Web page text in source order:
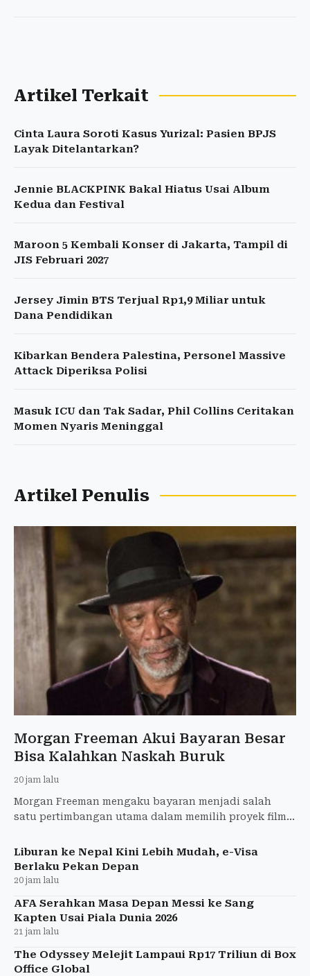
Artikel Terkait
Cinta Laura Soroti Kasus Yurizal: Pasien BPJS
Layak Ditelantarkan?
Jennie BLACKPINK Bakal Hiatus Usai Album
Kedua dan Festival
Maroon 5 Kembali Konser di Jakarta, Tampil di
JIS Februari 2027
Jersey Jimin BTS Terjual Rp1,9 Miliar untuk
Dana Pendidikan
Kibarkan Bendera Palestina, Personel Massive
Attack Diperiksa Polisi
Masuk ICU dan Tak Sadar, Phil Collins Ceritakan
Momen Nyaris Meninggal
Artikel Penulis
Morgan Freeman Akui Bayaran Besar
Bisa Kalahkan Naskah Buruk
20 jam lalu
Morgan Freeman mengaku bayaran menjadi salah
satu pertimbangan utama dalam memilih proyek film.
menjelang penay
Liburan ke Nepal Kini Lebih Mudah, e-Visa
Berlaku Pekan Depan
20 jam lalu
AFA Serahkan Masa Depan Messi ke Sang
Kapten Usai Piala Dunia 2026
21 jam lalu
The Odyssey Melejit Lampaui Rp17 Triliun di Box
Office Global